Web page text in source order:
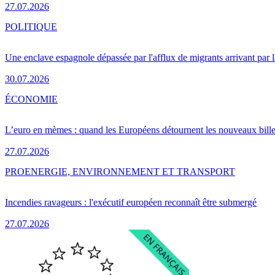
27.07.2026
Une enclave espagnole dépassée par l'afflux de migrants arrivant par
30.07.2026
POLITIQUE
L’euro en mèmes : quand les Européens détournent les nouveaux
27.07.2026
ÉCONOMIE
Incendies ravageurs : l'exécutif européen reconnaît être submergé
27.07.2026
PROENERGIE, ENVIRONNEMENT ET TRANSPORT